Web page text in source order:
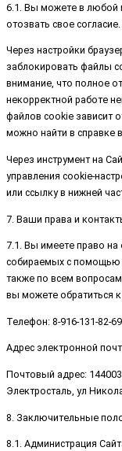
6.1. Вы можете в любой
отозвать свое
Через настройки
заблокировать файлы
внимание, что полное
некорректной работе
файлов cookie зависит
можно найти в справке
Через инструмент на
управления cookie-
или ссылку в нижней
7. Ваши права и
7.1. Вы имеете право на
собираемых с помощью
также по всем
вы можете обратиться
Телефон: 8-916-131-82-69
Адрес электронной
Почтовый адрес:
Электросталь, ул
8. Заключительные
8.1. Администрация